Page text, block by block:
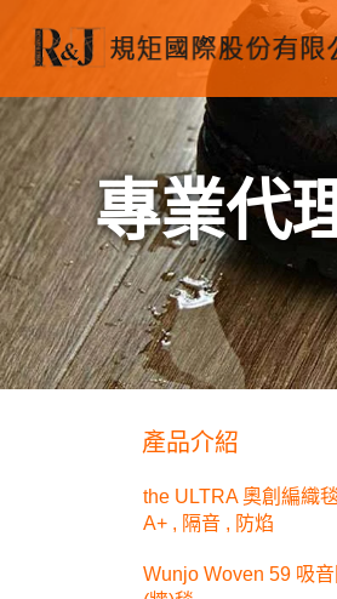
專業代
產品介紹
the ULTRA 奧創編織
A+ , 隔音 , 防焰
Wunjo Woven 59 吸